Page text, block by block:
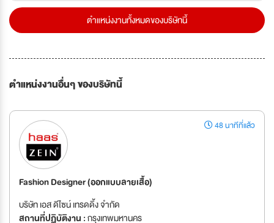
ตำแหน่งงานทั้งหมดของบริษัทนี้
ตำแหน่งงานอื่นๆ ของบริษัทนี้
48 นาทีที่แล้ว
Fashion Designer (ออกแบบลายเสื้อ)
บริษัท เอส ดีไซน์ เทรดดิ้ง จำกัด
สถานที่ปฏิบัติงาน :กรุงเทพมหานคร